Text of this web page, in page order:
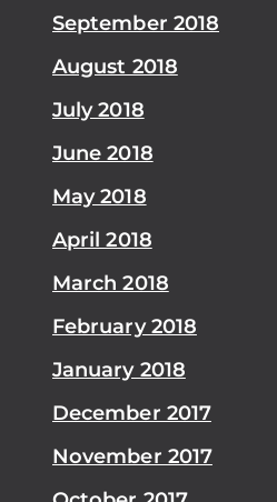
September 2018
August 2018
July 2018
June 2018
May 2018
April 2018
March 2018
February 2018
January 2018
December 2017
November 2017